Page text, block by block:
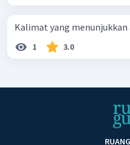
Kalimat yang menunjukkan
1 3.0